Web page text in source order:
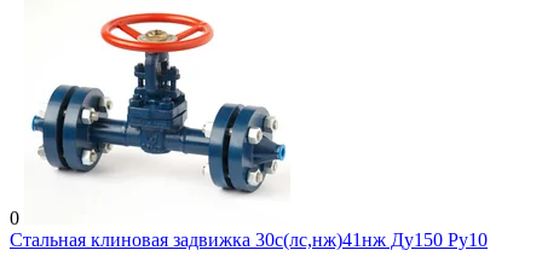
0
Стальная клиновая задвижка 30с(лс,нж)41нж Ду150 Ру10